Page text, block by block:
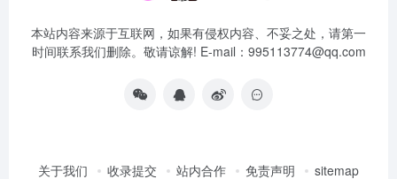
本站内容来源于互联网，如果有侵权内容、不妥之处，请第一
时间联系我们删除。敬请谅解! E-mail：995113774@qq.com
关于我们 收录提交 站内合作 免责声明 sitemap